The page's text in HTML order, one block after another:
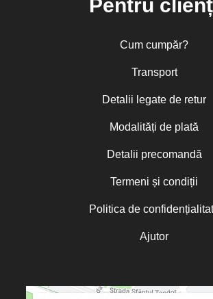
Pentru
Cum cumpăr?
Transport
Detalii legate de retur
Modalități de plată
Detalii precomandă
Termeni și condiții
Politica de
Ajutor